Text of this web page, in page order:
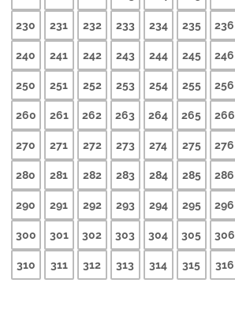
230 231 232 233 234 235 236
240 241 242 243 244 245 246
250 251 252 253 254 255 256
260 261 262 263 264 265 266
270 271 272 273 274 275 276
280 281 282 283 284 285 286
290 291 292 293 294 295 296
300 301 302 303 304 305 306
310 311 312 313 314 315 316